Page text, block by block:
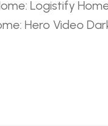
Logistify
Hero Video